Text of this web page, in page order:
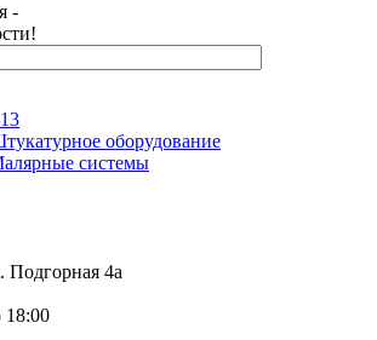
-
оборудование
системы
Подгорная 4а
18:00